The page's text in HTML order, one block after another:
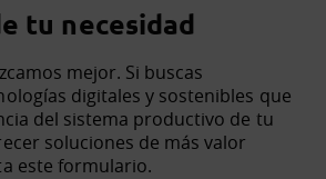
tu necesidad
mejor. Si buscas
digitales y sostenibles que
del sistema productivo de tu
soluciones de más valor
este formulario.